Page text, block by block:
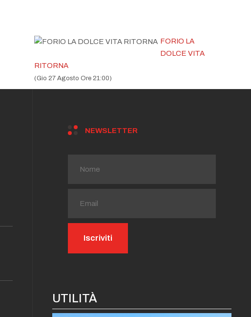
FORIO LA
DOLCE VITA
RITORNA
(Gio 27 Agosto Ore 21:00)
NEWSLETTER
UTILITÀ